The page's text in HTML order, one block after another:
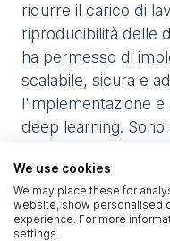
ridurre il carico di
riproducibilità delle
ha permesso di
scalabile, sicura e
l'implementazione
deep learning.
modelli, in
etichettati e
deep learning.
We use cookies
We may place these for
website, show personalised
experience. For more
settings.